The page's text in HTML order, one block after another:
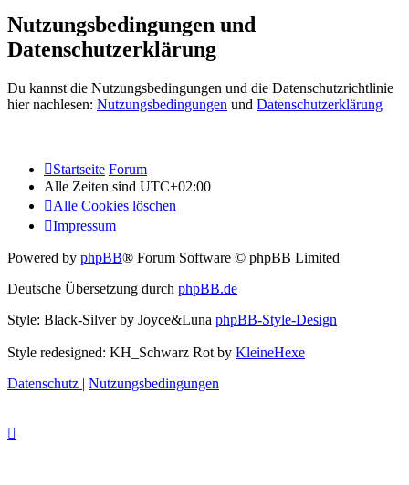
Nutzungsbedingungen und
Datenschutzerklärung
Du kannst die Nutzungsbedingungen und die Datenschutzrichtlinie
hier nachlesen: Nutzungsbedingungen und Datenschutzerklärung
Startseite Forum
Alle Zeiten sind UTC+02:00
Alle Cookies löschen
Impressum
Powered by phpBB® Forum Software © phpBB Limited
Deutsche Übersetzung durch phpBB.de
Style: Black-Silver by Joyce&Luna phpBB-Style-Design
Style redesigned: KH_Schwarz Rot by KleineHexe
Datenschutz | Nutzungsbedingungen